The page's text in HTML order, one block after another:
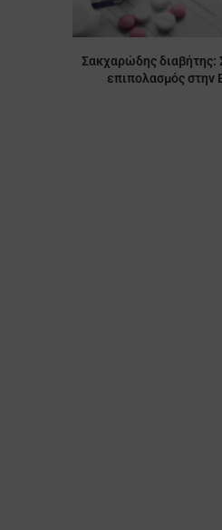
Σακχαρώδης διαβήτης:
επιπολασμός στην